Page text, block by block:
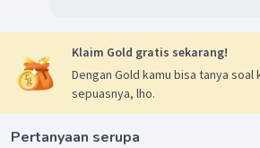
Klaim Gold gratis sekarang!
Dengan Gold kamu bisa tanya soal
sepuasnya, lho.
Pertanyaan serupa